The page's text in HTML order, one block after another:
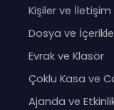
Kişiler ve İletişim
Dosya ve
Evrak ve Klasör
Çoklu Kasa ve
Ajanda ve